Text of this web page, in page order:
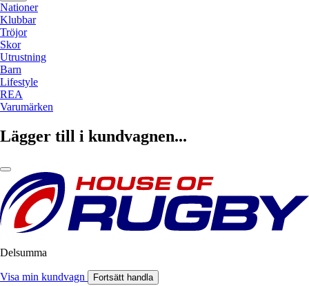
Nationer
Klubbar
Tröjor
Skor
Utrustning
Barn
Lifestyle
REA
Varumärken
Lägger till i kundvagnen...
Delsumma
Visa min kundvagn Fortsätt handla